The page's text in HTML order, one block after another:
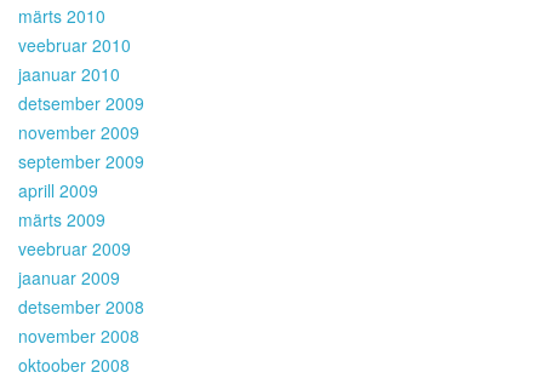
märts 2010
veebruar 2010
jaanuar 2010
detsember 2009
november 2009
september 2009
aprill 2009
märts 2009
veebruar 2009
jaanuar 2009
detsember 2008
november 2008
oktoober 2008